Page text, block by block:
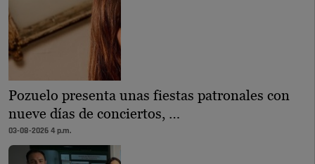
Pozuelo presenta unas fiestas patronales con
nueve días de conciertos, …
03-08-2026 4 p.m.